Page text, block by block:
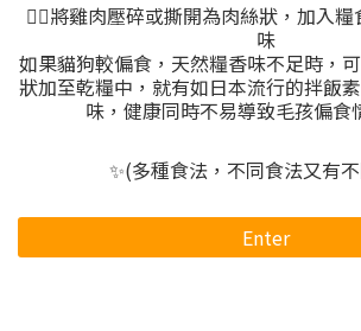
👍🏻將雞肉壓碎或撕開為肉絲狀，加入
味
如果貓狗較偏食，天然糧香味不足時，
狀加至乾糧中，就有如日本流行的拌飯
味，健康同時不易導致毛孩偏食
✨(多種食法，不同食法又有
Enter